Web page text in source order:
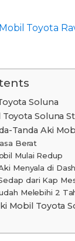
Toyota
Soluna
Soluna
Tanda Aki
Berat
Mulai Redup
Menyala di
dari Kap
Melebihi 2
Mobil Toyota